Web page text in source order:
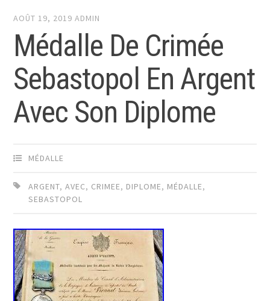
AOÛT 19, 2019 ADMIN
Médalle De Crimée
Sebastopol En Argent
Avec Son Diplome
MÉDALLE
ARGENT,AVEC, CRIMEE, DIPLOME, MÉDALLE,
SEBASTOPOL